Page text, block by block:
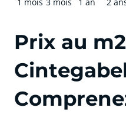
Prix au m2